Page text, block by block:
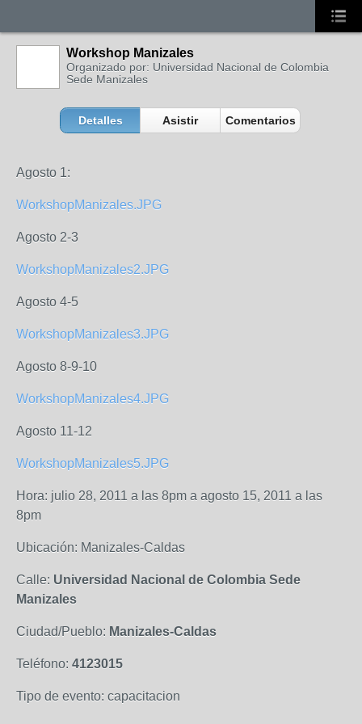
Workshop Manizales
Organizado por: Universidad Nacional de Colombia
Sede Manizales
Detalles Asistir Comentarios
Agosto 1:
WorkshopManizales.JPG
Agosto 2-3
WorkshopManizales2.JPG
Agosto 4-5
WorkshopManizales3.JPG
Agosto 8-9-10
WorkshopManizales4.JPG
Agosto 11-12
WorkshopManizales5.JPG
Hora: julio 28, 2011 a las 8pm a agosto 15, 2011 a las
8pm
Ubicación: Manizales-Caldas
Calle: Universidad Nacional de Colombia Sede
Manizales
Ciudad/Pueblo: Manizales-Caldas
Teléfono: 4123015
Tipo de evento: capacitacion